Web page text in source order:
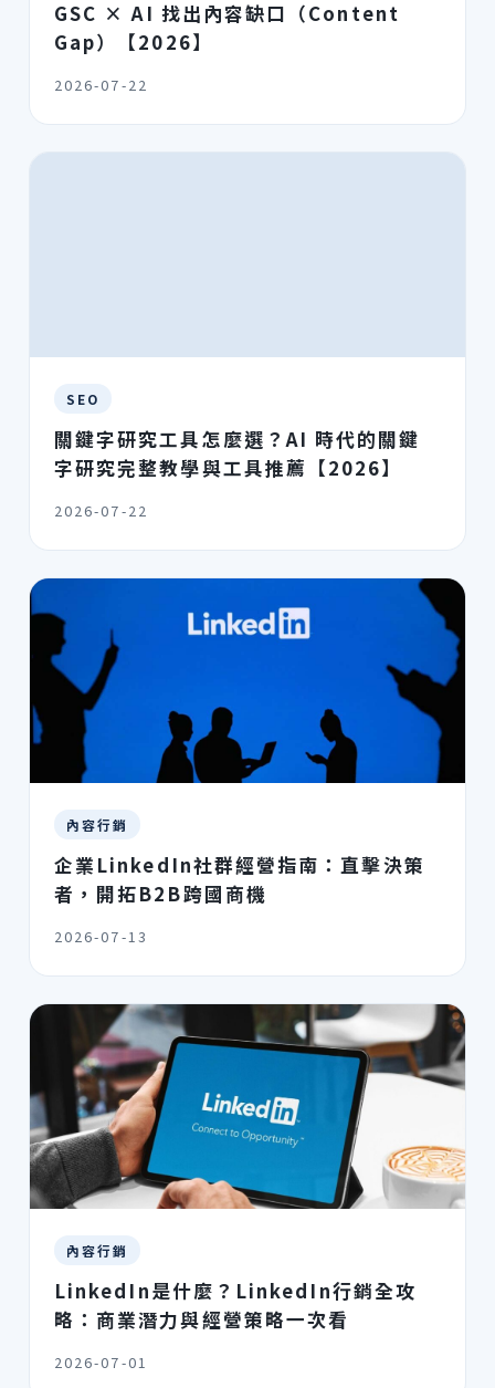
GSC × AI 找出內容缺口（Content
Gap）【2026】
2026-07-22
SEO
關鍵字研究工具怎麼選？AI 時代的關鍵
字研究完整教學與工具推薦【2026】
2026-07-22
內容行銷
企業LinkedIn社群經營指南：直擊決策
者，開拓B2B跨國商機
2026-07-13
內容行銷
LinkedIn是什麼？LinkedIn行銷全攻
略：商業潛力與經營策略一次看
2026-07-01